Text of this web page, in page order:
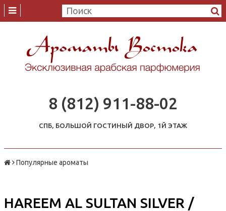
8 (812) 911-88-02
СПБ, БОЛЬШОЙ ГОСТИНЫЙ ДВОР, 1Й ЭТАЖ
Популярные ароматы
HAREEM AL SULTAN SILVER /